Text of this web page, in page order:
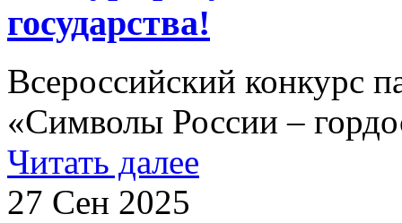
государства!
Всероссийский конкурс
«Символы России –
Читать далее
27 Сен 2025